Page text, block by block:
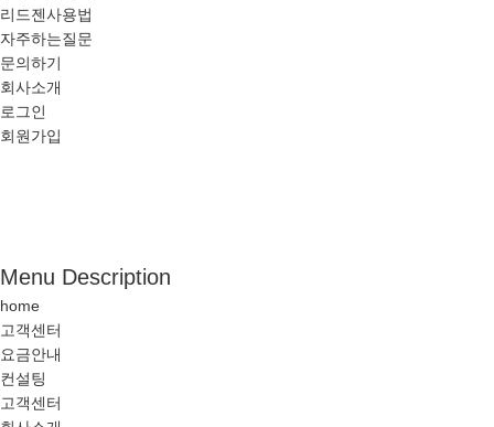
리드젠사용법
자주하는질문
문의하기
회사소개
로그인
회원가입
Menu Description
home
고객센터
요금안내
컨설팅
고객센터